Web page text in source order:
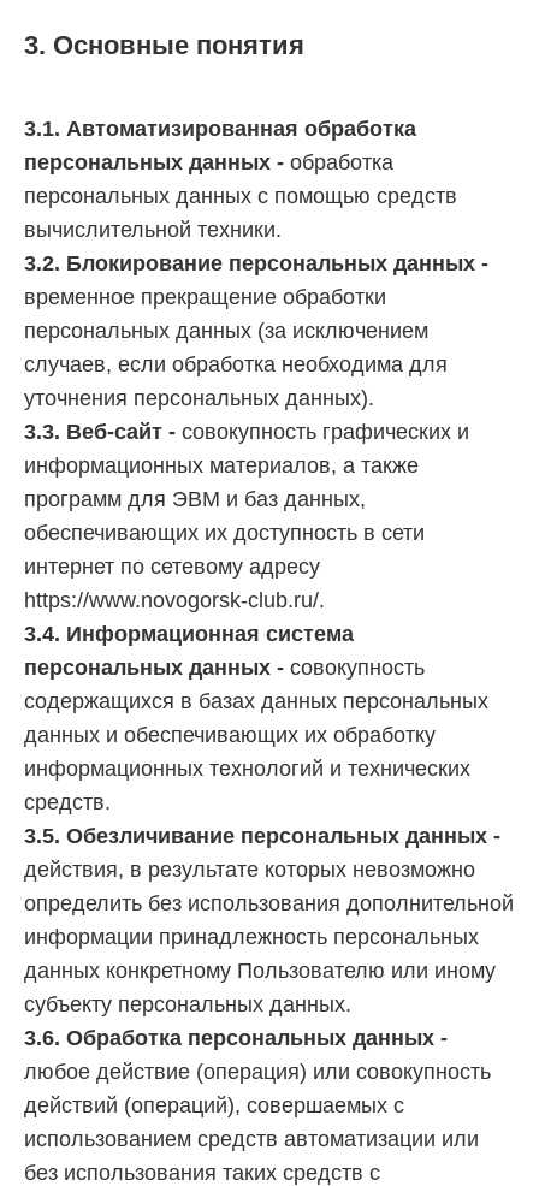
3. Основные понятия
3.1. Автоматизированная обработка
персональных данных - обработка
персональных данных с помощью средств
вычислительной техники.
3.2. Блокирование персональных данных -
временное прекращение обработки
персональных данных (за исключением
случаев, если обработка необходима для
уточнения персональных данных).
3.3. Веб-сайт - совокупность графических и
информационных материалов, а также
программ для ЭВМ и баз данных,
обеспечивающих их доступность в сети
интернет по сетевому адресу
https://www.novogorsk-club.ru/.
3.4. Информационная система
персональных данных - совокупность
содержащихся в базах данных персональных
данных и обеспечивающих их обработку
информационных технологий и технических
средств.
3.5. Обезличивание персональных данных -
действия, в результате которых невозможно
определить без использования дополнительной
информации принадлежность персональных
данных конкретному Пользователю или иному
субъекту персональных данных.
3.6. Обработка персональных данных -
любое действие (операция) или совокупность
действий (операций), совершаемых с
использованием средств автоматизации или
без использования таких средств с